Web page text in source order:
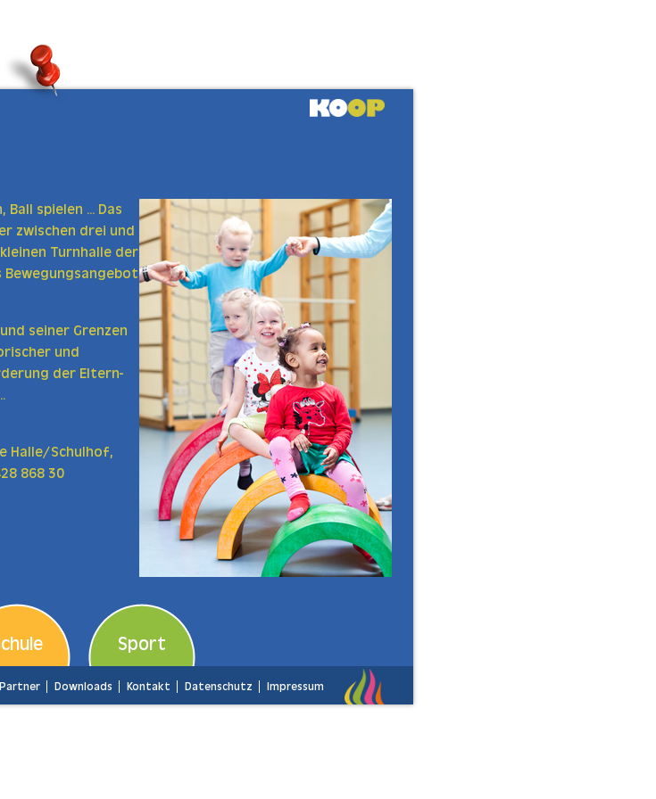
spielen ... Das
zwischen drei und
Turnhalle der
Bewegungsangebot
seiner Grenzen
und
der Eltern-
Halle/Schulhof,
868 30
Sport
Partner Downloads Kontakt Datenschutz Impressum